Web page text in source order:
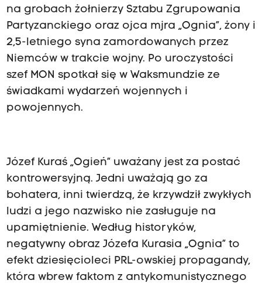
na grobach żołnierzy Sztabu Zgrupowania
Partyzanckiego oraz ojca mjra „Ognia”, żony i
2,5-letniego syna zamordowanych przez
Niemców w trakcie wojny. Po uroczystości
szef MON spotkał się w Waksmundzie ze
świadkami wydarzeń wojennych i
powojennych.
Józef Kuraś „Ogień” uważany jest za postać
kontrowersyjną. Jedni uważają go za
bohatera, inni twierdzą, że krzywdził zwykłych
ludzi a jego nazwisko nie zasługuje na
upamiętnienie. Według historyków,
negatywny obraz Józefa Kurasia „Ognia” to
efekt dziesięcioleci PRL-owskiej propagandy,
która wbrew faktom z antykomunistycznego